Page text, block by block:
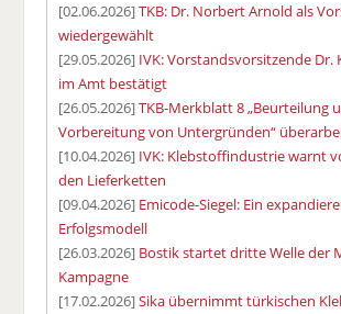
[02.06.2026]TKB: Dr. Norbert Arnold als
wiedergewählt
[29.05.2026] IVK: Vorstandsvorsitzende Dr.
im Amt bestätigt
[26.05.2026]TKB-Merkblatt 8 „Beurteilung
Vorbereitung von Untergründen“
[10.04.2026] IVK: Klebstoffindustrie warnt
den Lieferketten
[09.04.2026] Emicode-Siegel: Ein
Erfolgsmodell
[26.03.2026] Bostik startet dritte Welle der
Kampagne
[17.02.2026]Sika übernimmt türkischen